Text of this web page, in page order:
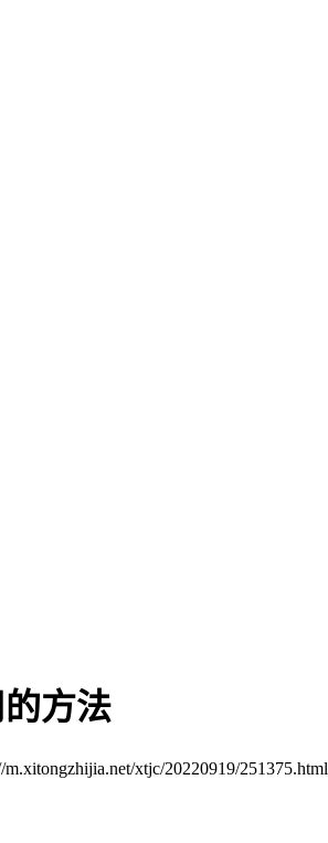
方法
m.xitongzhijia.net/xtjc/20220919/251375.html